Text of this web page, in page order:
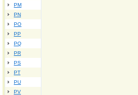
PM
PN
PO
PP
PQ
PR
PS
PT
PU
PV